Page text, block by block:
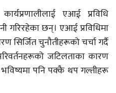
एआई प्रविधि
गरिरहेका छन्। एआई प्रविधिमा
सिर्जित चुनौतीहरूको चर्चा गर्दै
जटिलताका कारण
पनि पक्कै थप गल्तीहरू